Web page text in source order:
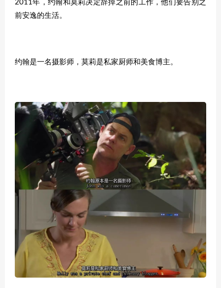
2011年，约翰和莫莉决定辞掉之前的工作，他们要告别之
前安逸的生活。
约翰是一名摄影师，莫莉是私家厨师和美食博主。